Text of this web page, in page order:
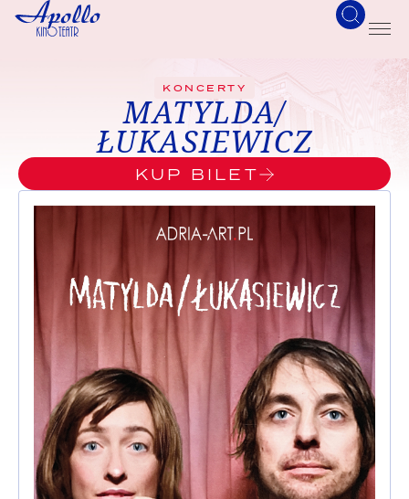
KONCERTY
MATYLDA/
ŁUKASIEWICZ
KUP BILET